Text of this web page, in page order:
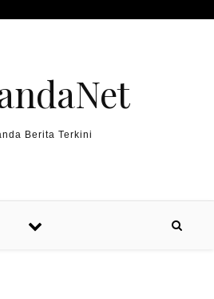
Berita Terkini